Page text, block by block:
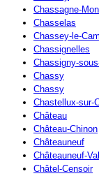
Chassagne-
Chasselas
Chassey-le-
Chassignelles
Chassigny-
Chassy
Chassy
Chastellux-sur-
Château
Château-Chinon
Châteauneuf
Châteauneuf-
Châtel-Censoir